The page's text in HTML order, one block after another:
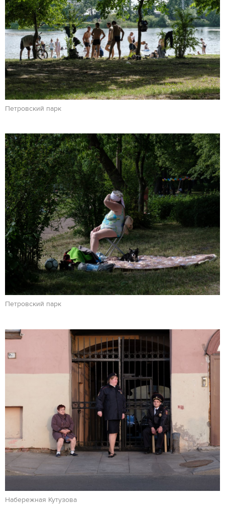
Петровский парк
Петровский парк
Набережная Кутузова